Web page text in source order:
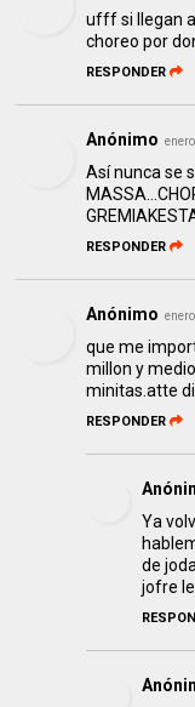
ufff si llegan
choreo por
RESPONDER
Anónimo
Así nunca se
RESPONDER
Anónimo
que me
millon y
minitas.atte
RESPONDER
Ya
de
jofre